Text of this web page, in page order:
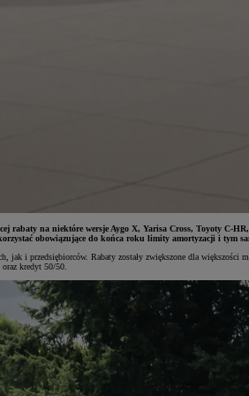
rabaty na niektóre wersje Aygo X, Yarisa Cross, Toyoty
obowiązujące do końca roku limity amortyzacji i tym
i przedsiębiorców. Rabaty zostały zwiększone dla
kredyt 50/50.